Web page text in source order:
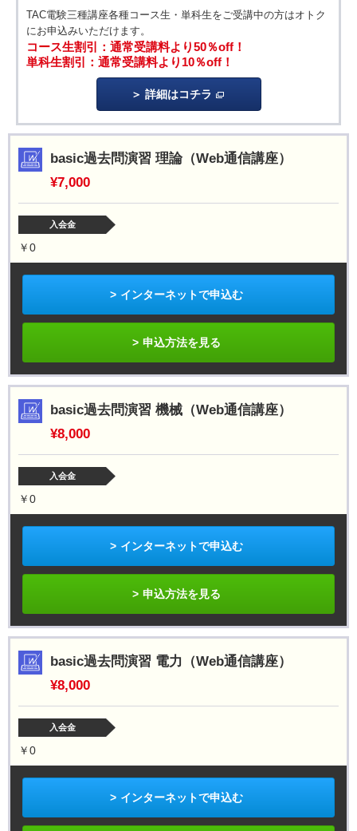
TAC電験三種講座各種コース生・単科生をご受講中の方はオトク
にお申込みいただけます。
コース生割引：通常受講料より50％off！
単科生割引：通常受講料より10％off！
詳細はコチラ
basic過去問演習 理論（Web通信講座）
¥7,000
入会金
￥0
インターネットで申込む
申込方法を見る
basic過去問演習 機械（Web通信講座）
¥8,000
入会金
￥0
インターネットで申込む
申込方法を見る
basic過去問演習 電力（Web通信講座）
¥8,000
入会金
￥0
インターネットで申込む